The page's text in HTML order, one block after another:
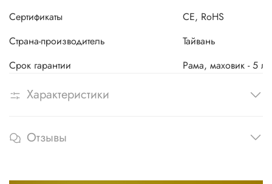
Сертификаты
CE, RoHS
Страна-производитель
Тайвань
Срок гарантии
Рама, маховик - 5
Характеристики
Отзывы